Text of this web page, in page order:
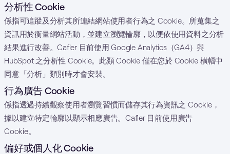
分析性 Cookie
係指可追蹤及分析其所連結網站使用者行為之 Cookie。所蒐集之
資訊用於衡量網站活動，並建立瀏覽輪廓，以便依使用資料之分析
結果進行改善。Cafler 目前使用 Google Analytics（GA4）與
HubSpot 之分析性 Cookie。此類 Cookie 僅在您於 Cookie 橫幅中
同意「分析」類別時才會安裝。
行為廣告 Cookie
係指透過持續觀察使用者瀏覽習慣而儲存其行為資訊之 Cookie，
據以建立特定輪廓以顯示相應廣告。Cafler 目前使用廣告
Cookie。
偏好或個人化 Cookie